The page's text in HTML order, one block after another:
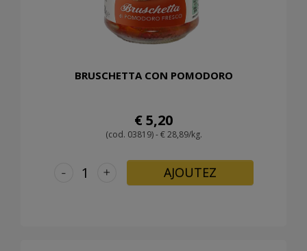
BRUSCHETTA CON POMODORO
€ 5,20
(cod. 03819) - € 28,89/kg.
+
- AJOUTEZ